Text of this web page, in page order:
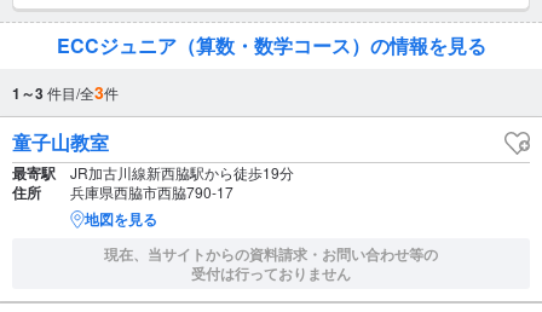
ECCジュニア（算数・数学コース）の情報を見る
1～3件目/全3件
童子山教室
最寄駅 JR加古川線新西脇駅から徒歩19分
住所 兵庫県西脇市西脇790-17
地図を見る
現在、当サイトからの資料請求・お問い合わせ等の
受付は行っておりません